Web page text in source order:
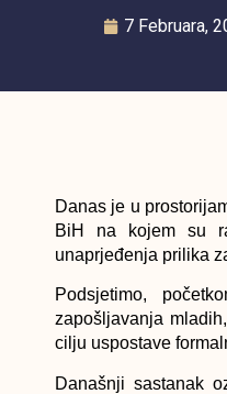
7 Februara,
Danas je u
BiH na kojem su
unaprjeđenja prilika
Podsjetimo,
zapošljavanja
cilju uspostave
Današnji sastanak